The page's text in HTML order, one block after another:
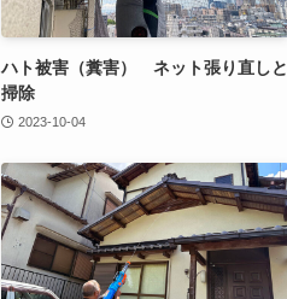
ハト被害（糞害） ネット張り直しと
掃除
2023-10-04